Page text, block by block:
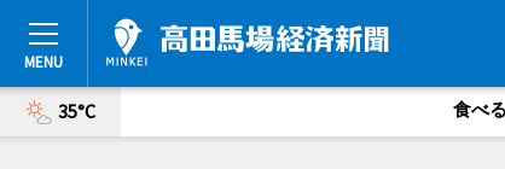
35°C 食べる